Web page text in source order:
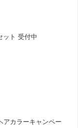
ット 受付中
アカラーキャンペー